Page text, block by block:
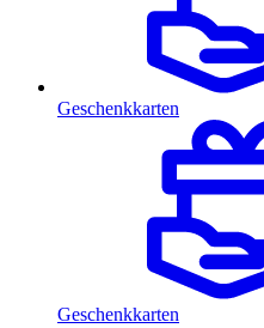
Geschenkkarten
Geschenkkarten